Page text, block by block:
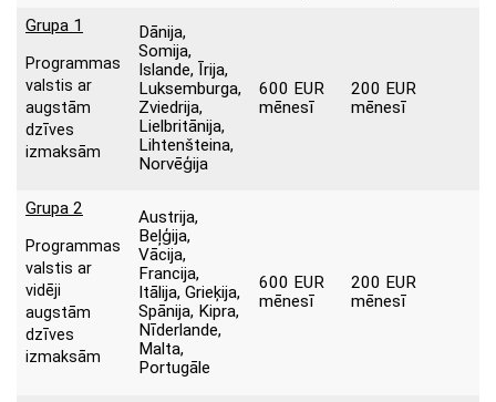
Grupa 1
Programmas
valstis ar
augstām
dzīves
izmaksām
Dānija,
Somija,
Islande, Īrija,
Luksemburga,
Zviedrija,
Lielbritānija,
Lihtenšteina,
Norvēģija
600 EUR
mēnesī
200 EUR
mēnesī
Grupa 2
Programmas
valstis ar
vidēji
augstām
dzīves
izmaksām
Austrija,
Beļģija,
Vācija,
Francija,
Itālija, Grieķija,
Spānija, Kipra,
Nīderlande,
Malta,
Portugāle
600 EUR
mēnesī
200 EUR
mēnesī